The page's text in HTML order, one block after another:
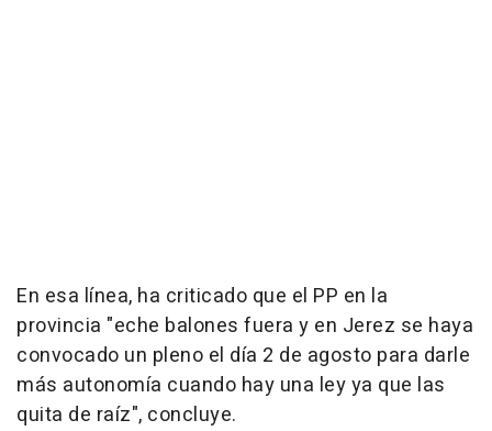
En esa línea, ha criticado que el PP en la
provincia "eche balones fuera y en Jerez se haya
convocado un pleno el día 2 de agosto para darle
más autonomía cuando hay una ley ya que las
quita de raíz", concluye.